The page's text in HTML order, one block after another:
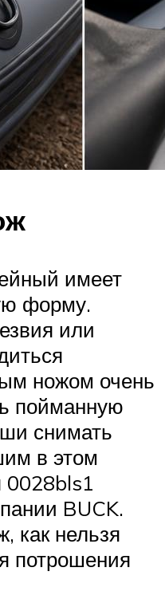
имеет
форму.
или
ножом очень
пойманную
снимать
в этом
0028bls1
BUCK.
как нельзя
потрошения